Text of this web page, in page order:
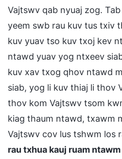
Vajtswv qab nyuaj zog.
yeem swb rau kuv tus txiv
kuv yuav tso kuv txoj kev
ntawd yuav yog ntxeev
kuv xav txog qhov ntawd
siab, yog li kuv thiaj li thov
thov kom Vajtswv tsom
kiag thaum ntawd, txawm
Vajtswv cov lus tshwm los
rau txhua kauj ruam